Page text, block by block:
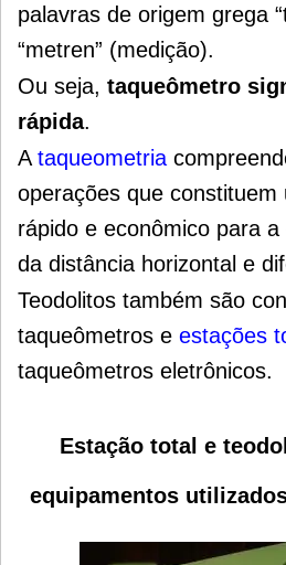
palavras de origem grega
“metren” (medição).
Ou seja, taqueômetro
rápida.
A taqueometria
operações que constituem
rápido e econômico para
da distância horizontal e
Teodolitos também são
taqueômetros e estações
taqueômetros eletrônicos.
Estação total e
equipamentos